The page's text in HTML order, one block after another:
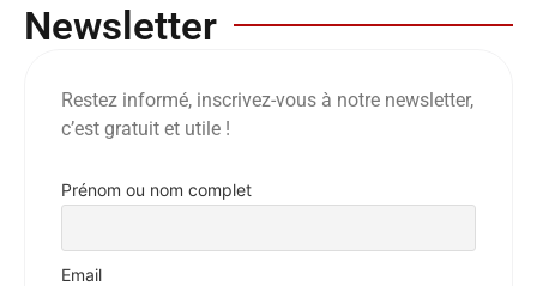
Newsletter
Restez informé, inscrivez-vous à notre newsletter,
c’est gratuit et utile !
Prénom ou nom complet
Email